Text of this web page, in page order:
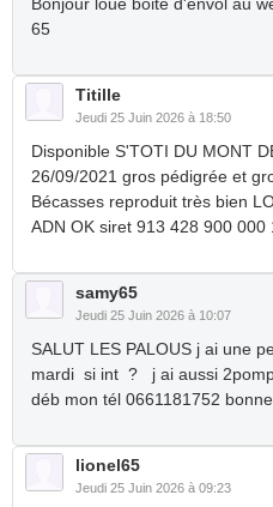
65
Titille
Jeudi 25 Juin 2026 à 18:50
Disponible S'TOTI DU MONT
26/09/2021 gros pédigrée et
Bécasses reproduit très bien
ADN OK siret 913 428 900 000
samy65
Jeudi 25 Juin 2026 à 10:07
SALUT LES PALOUS j ai une
mardi si int ? j ai aussi
déb mon tél 0661181752
lionel65
Jeudi 25 Juin 2026 à 09:23